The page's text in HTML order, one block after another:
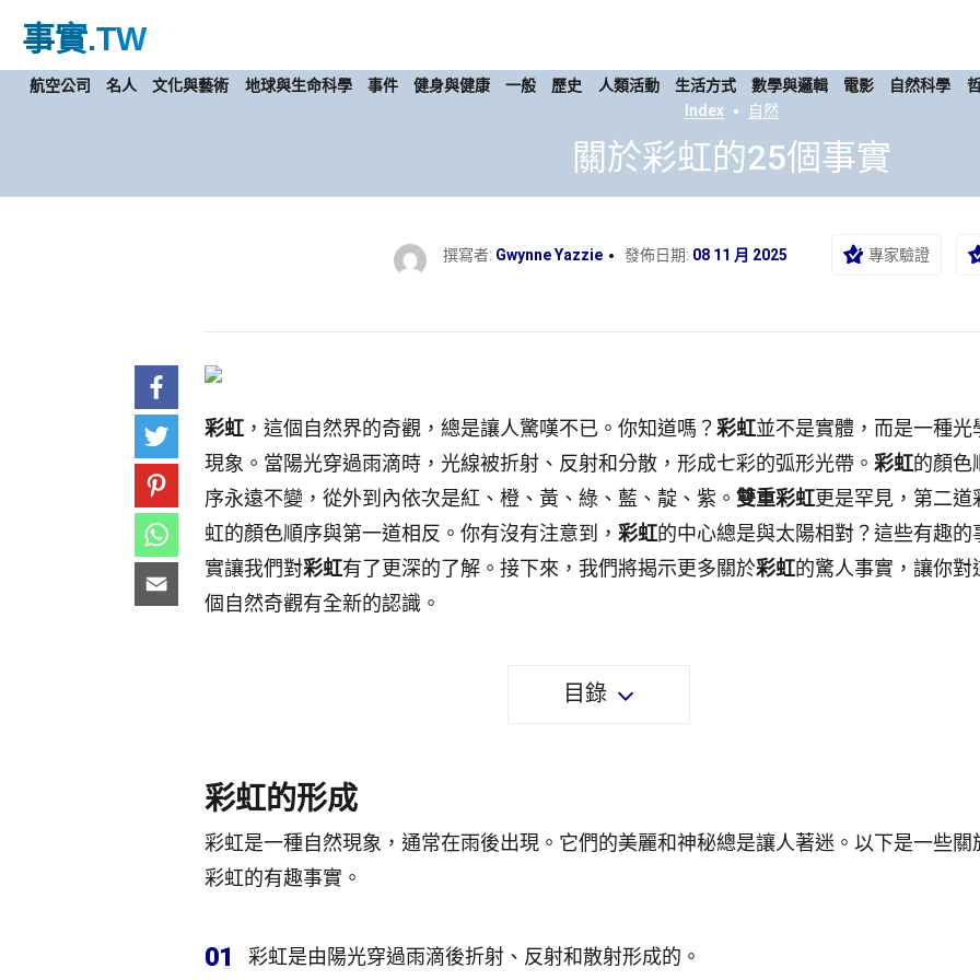
事實.TW
航空公司 名人 文化與藝術 地球與生命科學 事件 健身與健康 一般 歷史 人類活動 生活方式 數學與邏輯 電影 自然科學
Index
自然
關於彩虹的25個事實
撰寫者: Gwynne Yazzie 發佈日期: 08 11 月 2025 專家驗證
彩虹 ，這個自然界的奇觀，總是讓人驚嘆不已。你知道嗎？彩虹並不是實體，而是一種光
現象。當陽光穿過雨滴時，光線被折射、反射和分散，形成七彩的弧形光帶。 彩虹的顏色
序永遠不變，從外到內依次是紅、橙、黃、綠、藍、靛、紫。 雙重彩虹更是罕見，第二道
虹的顏色順序與第一道相反。你有沒有注意到， 彩虹的中心總是與太陽相對？這些有趣的
實讓我們對彩虹有了更深的了解。接下來，我們將揭示更多關於彩虹的驚人事實，讓你對
個自然奇觀有全新的認識。
目錄
彩虹的形成
彩虹是一種自然現象，通常在雨後出現。它們的美麗和神秘總是讓人著迷。以下是一些關
彩虹的有趣事實。
01 彩虹是由陽光穿過雨滴後折射、反射和散射形成的。